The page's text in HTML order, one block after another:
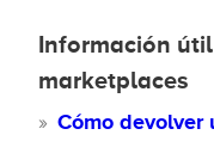
Información
marketplaces
Cómo devolver